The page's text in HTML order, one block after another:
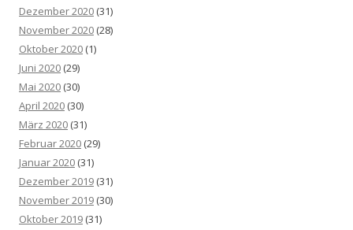
Dezember 2020 (31)
November 2020 (28)
Oktober 2020 (1)
Juni 2020 (29)
Mai 2020 (30)
April 2020 (30)
März 2020 (31)
Februar 2020 (29)
Januar 2020 (31)
Dezember 2019 (31)
November 2019 (30)
Oktober 2019 (31)